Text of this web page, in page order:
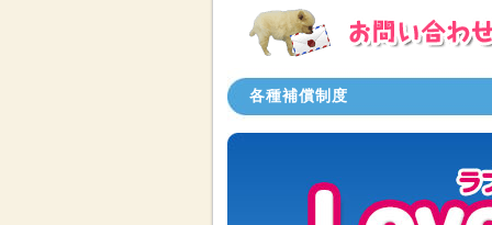
各種補償制度